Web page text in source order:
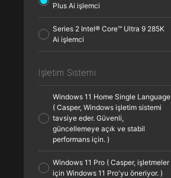
Plus Ai işlemci
Series 2 Intel® Core™ Ultra 9 285K
Ai işlemci
İşletim Sistemi
Windows 11 Home Single Language
( Casper, Windows işletim sistemi
tavsiye eder. Güvenli,
güncellemeye açık ve stabil
performans için. )
Windows 11 Pro ( Casper, işletmeler
için Windows 11 Pro'yu öneriyor. )